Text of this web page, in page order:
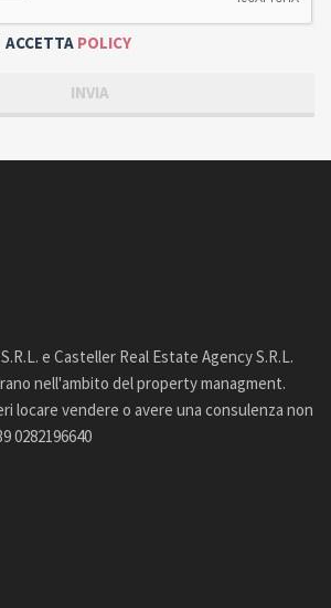
ACCETTA POLICY
e Casteller Real Estate Agency S.R.L.
nell'ambito del property managment.
locare vendere o avere una consulenza non
0282196640